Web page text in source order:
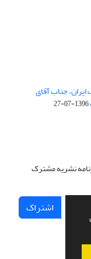
جناب آقای
1396-07-27
نشریه مشترک
اشتراک